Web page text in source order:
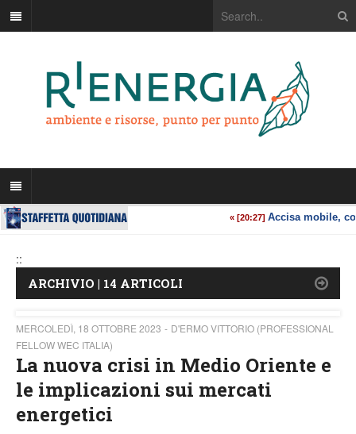
::
ARCHIVIO | 14 ARTICOLI
MERCOLEDÌ, 18 OTTOBRE 2023
D'ERMO VITTORIO (PROFESSIONAL
FELLOW WEC ITALIA)
La nuova crisi in Medio Oriente e
le implicazioni sui mercati
energetici